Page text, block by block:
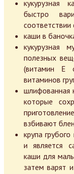
кукурузная
быстро
каши в
кукурузная
полезных
(витамин Е
витаминов
шлифованная
которые
взбивают
крупа
и является
каши для
затем варят